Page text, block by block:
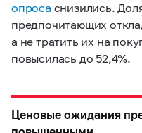
опроса снизились.
предпочитающих
а не тратить их на
повысилась до 52,4%.
Ценовые ожидания